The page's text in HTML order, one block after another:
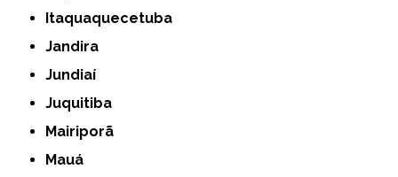
Itaquaquecetuba
Jandira
Jundiaí
Juquitiba
Mairiporã
Mauá